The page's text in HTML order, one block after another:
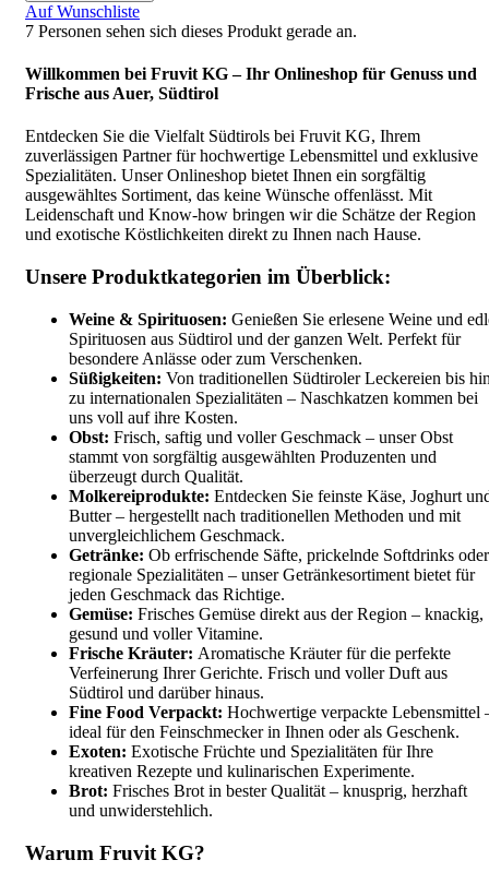
Auf Wunschliste
7 Personen sehen sich dieses Produkt gerade an.
Willkommen bei Fruvit KG – Ihr Onlineshop für Genuss und
Frische aus Auer, Südtirol
Entdecken Sie die Vielfalt Südtirols bei Fruvit KG, Ihrem
zuverlässigen Partner für hochwertige Lebensmittel und exklusive
Spezialitäten. Unser Onlineshop bietet Ihnen ein sorgfältig
ausgewähltes Sortiment, das keine Wünsche offenlässt. Mit
Leidenschaft und Know-how bringen wir die Schätze der Region
und exotische Köstlichkeiten direkt zu Ihnen nach Hause.
Unsere Produktkategorien im Überblick:
Weine & Spirituosen: Genießen Sie erlesene Weine und
Spirituosen aus Südtirol und der ganzen Welt. Perfekt für
besondere Anlässe oder zum Verschenken.
Süßigkeiten: Von traditionellen Südtiroler Leckereien bis
zu internationalen Spezialitäten – Naschkatzen kommen bei
uns voll auf ihre Kosten.
Obst: Frisch, saftig und voller Geschmack – unser Obst
stammt von sorgfältig ausgewählten Produzenten und
überzeugt durch Qualität.
Molkereiprodukte: Entdecken Sie feinste Käse, Joghurt
Butter – hergestellt nach traditionellen Methoden und mit
unvergleichlichem Geschmack.
Getränke: Ob erfrischende Säfte, prickelnde Softdrinks oder
regionale Spezialitäten – unser Getränkesortiment bietet für
jeden Geschmack das Richtige.
Gemüse: Frisches Gemüse direkt aus der Region – knackig,
gesund und voller Vitamine.
Frische Kräuter: Aromatische Kräuter für die perfekte
Verfeinerung Ihrer Gerichte. Frisch und voller Duft aus
Südtirol und darüber hinaus.
Fine Food Verpackt: Hochwertige verpackte Lebensmittel
ideal für den Feinschmecker in Ihnen oder als Geschenk.
Exoten: Exotische Früchte und Spezialitäten für Ihre
kreativen Rezepte und kulinarischen Experimente.
Brot: Frisches Brot in bester Qualität – knusprig, herzhaft
und unwiderstehlich.
Warum Fruvit KG?